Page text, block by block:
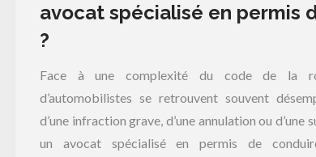
avocat spécialisé en permis
?
Face à une complexité du code de la
d’automobilistes se retrouvent souvent
d’une infraction grave, d’une annulation ou d’une
un avocat spécialisé en permis de